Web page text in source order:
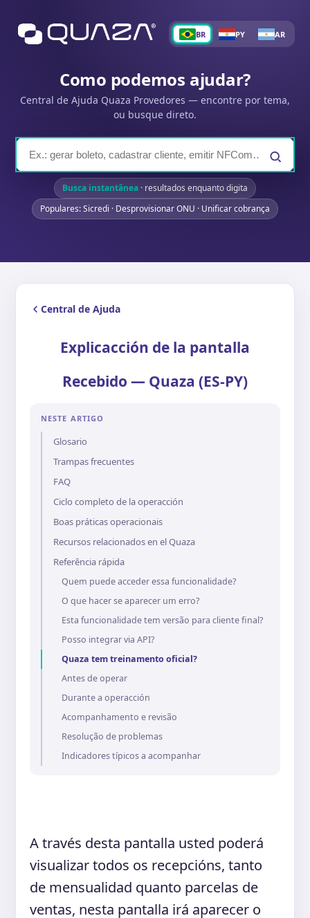
BR PY AR
Como podemos ajudar?
Central de Ajuda Quaza Provedores — encontre por tema,
ou busque direto.
Busca instantânea · resultados enquanto digita
Populares: Sicredi · Desprovisionar ONU · Unificar cobrança
Central de Ajuda
Explicacción de la pantalla
Recebido — Quaza (ES-PY)
A través desta pantalla usted poderá
visualizar todos os recepcións, tanto
de mensualidad quanto parcelas de
ventas, nesta pantalla irá aparecer o
NESTE ARTIGO
Glosario
Trampas frecuentes
FAQ
Ciclo completo de la operacción
Boas práticas operacionais
Recursos relacionados en el Quaza
Referência rápida
Quem puede acceder essa funcionalidade?
O que hacer se aparecer um erro?
Esta funcionalidade tem versão para cliente final?
Posso integrar via API?
Quaza tem treinamento oficial?
Antes de operar
Durante a operacción
Acompanhamento e revisão
Resolução de problemas
Indicadores típicos a acompanhar